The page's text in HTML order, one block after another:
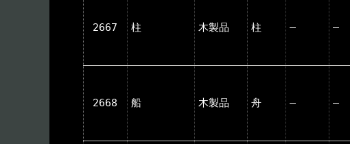
2667 柱 木製品 柱 ― ―
2668 船 木製品 舟 ― ―